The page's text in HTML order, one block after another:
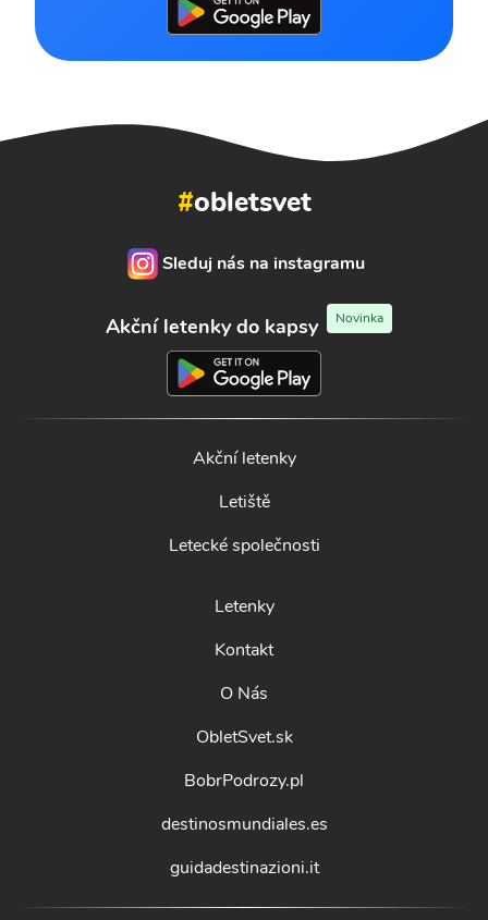
#obletsvet
Sleduj nás na instagramu
Akční letenky do kapsy Novinka
Akční letenky
Letiště
Letecké společnosti
Letenky
Kontakt
O Nás
ObletSvet.sk
BobrPodrozy.pl
destinosmundiales.es
guidadestinazioni.it